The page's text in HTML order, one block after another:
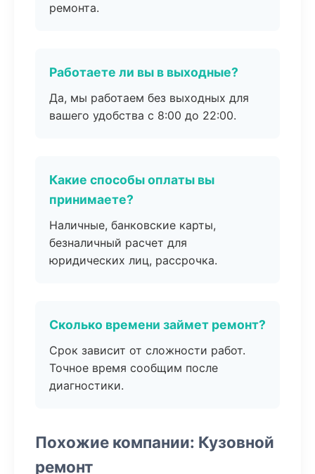
ремонта.
Работаете ли вы в выходные?
Да, мы работаем без выходных для
вашего удобства с 8:00 до 22:00.
Какие способы оплаты вы
принимаете?
Наличные, банковские карты,
безналичный расчет для
юридических лиц, рассрочка.
Сколько времени займет ремонт?
Срок зависит от сложности работ.
Точное время сообщим после
диагностики.
Похожие компании: Кузовной
ремонт